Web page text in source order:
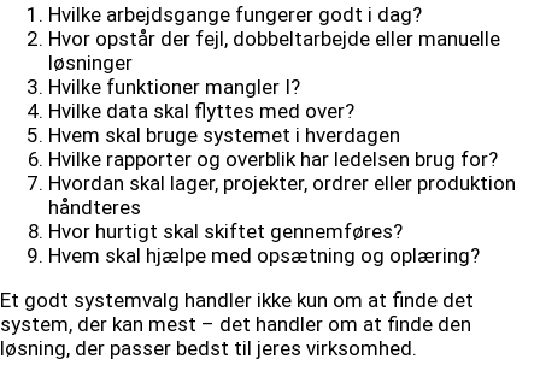
Hvilke arbejdsgange fungerer godt i dag?
Hvor opstår der fejl, dobbeltarbejde eller manuelle
løsninger
Hvilke funktioner mangler I?
Hvilke data skal flyttes med over?
Hvem skal bruge systemet i hverdagen
Hvilke rapporter og overblik har ledelsen brug for?
Hvordan skal lager, projekter, ordrer eller produktion
håndteres
Hvor hurtigt skal skiftet gennemføres?
Hvem skal hjælpe med opsætning og oplæring?
Et godt systemvalg handler ikke kun om at finde det
system, der kan mest – det handler om at finde den
løsning, der passer bedst til jeres virksomhed.